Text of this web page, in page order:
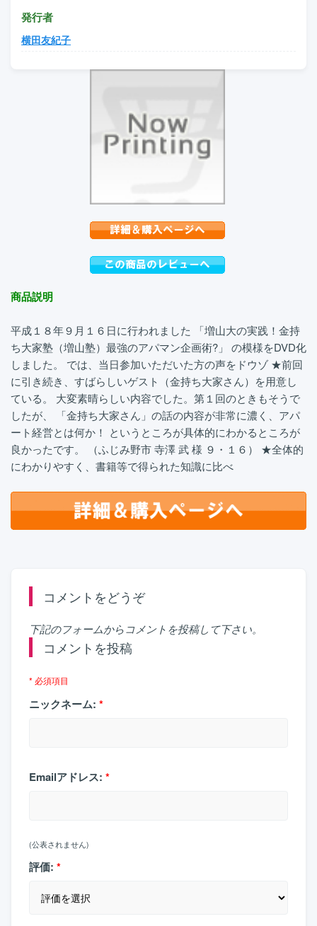
発行者
横田友紀子
商品説明
平成１８年９月１６日に行われました 「増山大の実践！金持
ち大家塾（増山塾）最強のアパマン企画術?」 の模様をDVD化
しました。 では、当日参加いただいた方の声をドウゾ ★前回
に引き続き、すばらしいゲスト（金持ち大家さん）を用意し
ている。 大変素晴らしい内容でした。第１回のときもそうで
したが、 「金持ち大家さん」の話の内容が非常に濃く、アパ
ート経営とは何か！ というところが具体的にわかるところが
良かったです。 （ふじみ野市 寺澤 武 様 ９・１６） ★全体的
にわかりやすく、書籍等で得られた知識に比べ
コメントをどうぞ
下記のフォームからコメントを投稿して下さい。
コメントを投稿
* 必須項目
ニックネーム: *
Emailアドレス: *
(公表されません)
評価: *